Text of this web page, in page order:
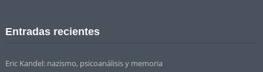
Entradas recientes
Eric Kandel: nazismo, psicoanálisis y memoria